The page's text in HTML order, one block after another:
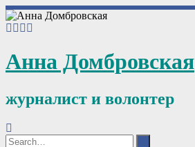
Анна Домбровская
журналист и волонтер